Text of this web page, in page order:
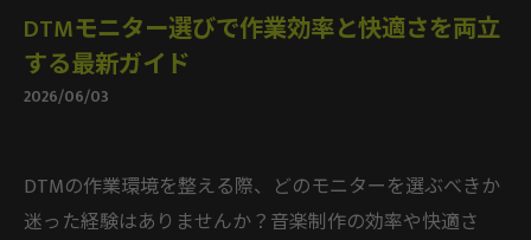
DTMモニター選びで作業効率と快適さを両立
する最新ガイド
2026/06/03
DTMの作業環境を整える際、どのモニターを選ぶべきか
迷った経験はありませんか？音楽制作の効率や快適さ